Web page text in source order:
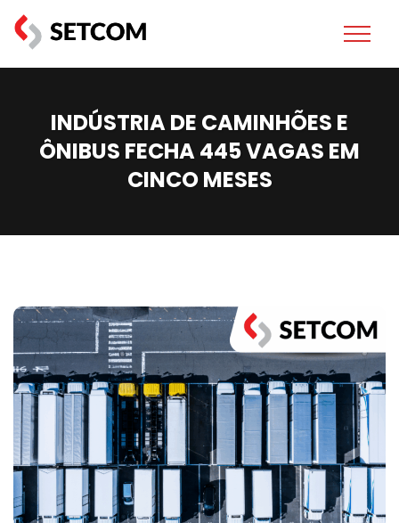
INDÚSTRIA DE CAMINHÕES E
ÔNIBUS FECHA 445 VAGAS EM
CINCO MESES